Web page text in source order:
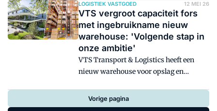
moet een verkeerstudie nog afgerond
worden. 'Wij denken dat onze
opschaling inpasbaar is', vertelt ceo Wil
Versteijnen van BTT Multimodal Group.
LOGISTIEK VASTGOED 12 MEI 26
VTS vergroot capaciteit fors
met ingebruikname nieuw
warehouse: 'Volgende stap in
onze ambitie'
VTS Transport & Logistics heeft een
nieuw warehouse voor opslag en
producten geopend in Boxmeer. Met de
ingebruikname van de nieuwe locatie
Vorige pagina